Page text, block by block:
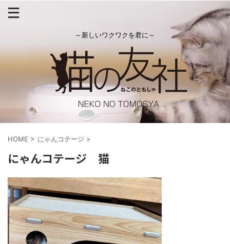
～新しいワクワクを君に～
HOME > にゃんコテージ >
にゃんコテージ 猫